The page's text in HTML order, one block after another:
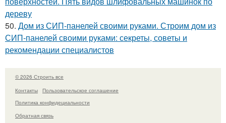
дереву
50. Дом из СИП-панелей своими руками. Строим дом из
СИП-панелей своими руками: секреты, советы и
рекомендации специалистов
© 2026 Строить все
Контакты
Пользовательское соглашение
Политика конфидециальности
Обратная связь